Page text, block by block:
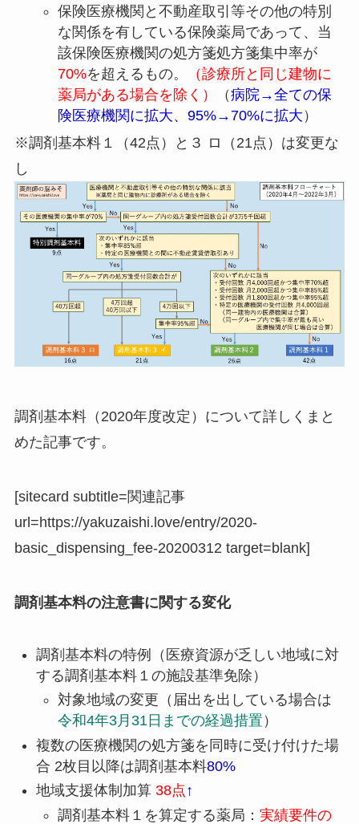
保険医療機関と不動産取引等その他の特別
な関係を有している保険薬局であって、当
該保険医療機関の処方箋処方箋集中率が
70%を超えるもの。
（診療所と同じ建物に
薬局がある場合を除く）
（病院→全ての保
険医療機関に拡大、95%→70%に拡大 ）
※調剤基本料１（42点）と３ ロ（21点）は変更な
し
調剤基本料（2020年度改定）について詳しくまと
めた記事です。
[sitecard subtitle=関連記事
url=https://yakuzaishi.love/entry/2020-
basic_dispensing_fee-20200312 target=blank]
調剤基本料の注意書に関する変化
調剤基本料の特例（医療資源が乏しい地域に対
する調剤基本料１の施設基準免除）
対象地域の変更（届出を出している場合は
令和4年3月31日までの経過措置 ）
複数の医療機関の処方箋を同時に受け付けた場
合 2枚目以降は調剤基本料80%
地域支援体制加算 38点↑
調剤基本料１を算定する薬局： 実績要件の